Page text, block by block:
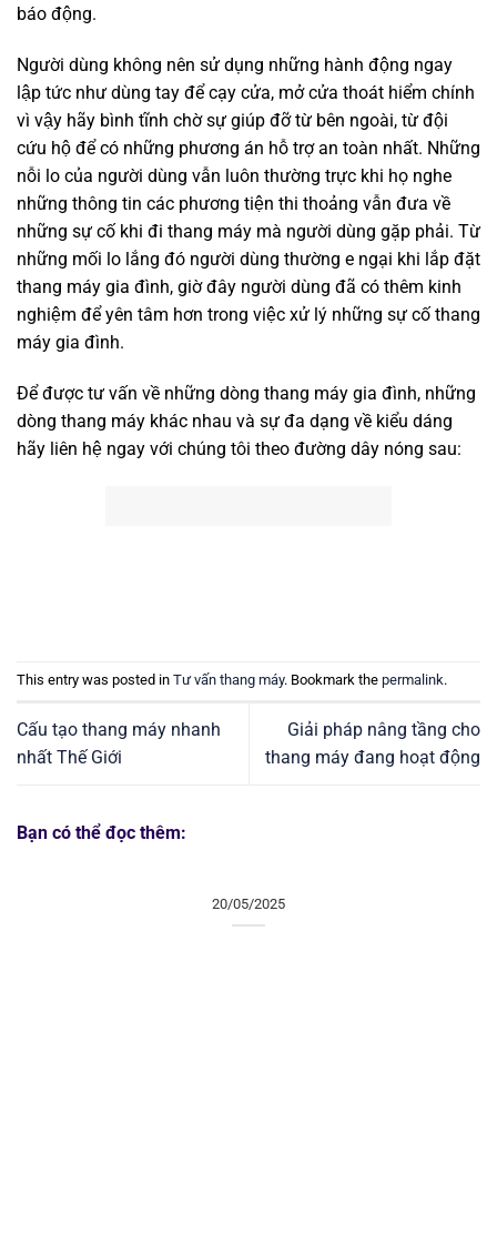
báo động.
Người dùng không nên sử dụng những hành động ngay
lập tức như dùng tay để cạy cửa, mở cửa thoát hiểm chính
vì vậy hãy bình tĩnh chờ sự giúp đỡ từ bên ngoài, từ đội
cứu hộ để có những phương án hỗ trợ an toàn nhất. Những
nỗi lo của người dùng vẫn luôn thường trực khi họ nghe
những thông tin các phương tiện thi thoảng vẫn đưa về
những sự cố khi đi thang máy mà người dùng gặp phải. Từ
những mối lo lắng đó người dùng thường e ngại khi lắp đặt
thang máy gia đình, giờ đây người dùng đã có thêm kinh
nghiệm để yên tâm hơn trong việc xử lý những sự cố thang
máy gia đình.
Để được tư vấn về những dòng thang máy gia đình, những
dòng thang máy khác nhau và sự đa dạng về kiểu dáng
hãy liên hệ ngay với chúng tôi theo đường dây nóng sau:
This entry was posted in Tư vấn thang máy. Bookmark the permalink.
Cấu tạo thang máy nhanh
nhất Thế Giới
Giải pháp nâng tầng cho
thang máy đang hoạt động
Bạn có thể đọc thêm:
20/05/2025